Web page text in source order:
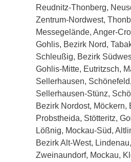
Reudnitz-Thonberg,
Zentrum-Nordwest,
Messegelände, Anger-
Gohlis, Bezirk Nord,
Schleußig, Bezirk
Gohlis-Mitte, Eutritzsch,
Sellerhausen,
Sellerhausen-Stünz,
Bezirk Nordost, Möckern,
Probstheida, Stötteritz,
Lößnig, Mockau-Süd,
Bezirk Alt-West,
Zweinaundorf, Mockau,